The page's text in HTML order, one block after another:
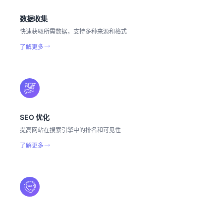
数据收集
快速获取所需数据，支持多种来源和格式
了解更多
SEO 优化
提高网站在搜索引擎中的排名和可见性
了解更多